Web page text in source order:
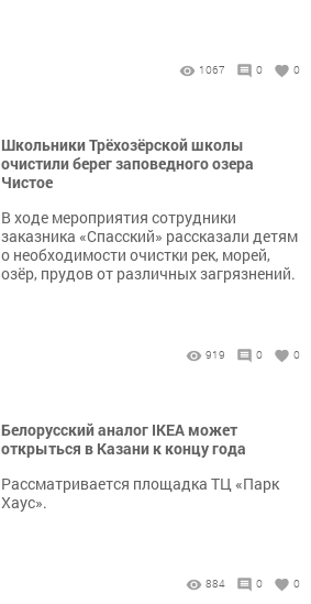
1067 0 0
Школьники Трёхозёрской школы
очистили берег заповедного озера
Чистое
В ходе мероприятия сотрудники
заказника «Спасский» рассказали детям
о необходимости очистки рек, морей,
озёр, прудов от различных загрязнений.
919 0 0
Белорусский аналог IKEA может
открыться в Казани к концу года
Рассматривается площадка ТЦ «Парк
Хаус».
884 0 0